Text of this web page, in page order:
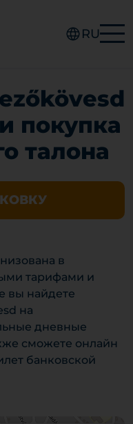
RU
покупка
талона
в
тарифами и
вы найдете
на
дневные
сможете онлайн
банковской